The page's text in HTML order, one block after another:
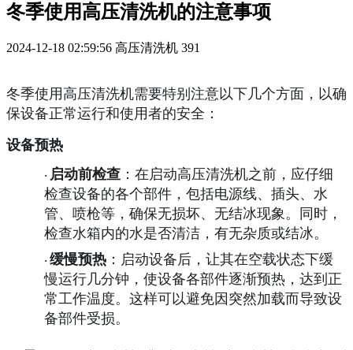
冬季使用高压清洗机的注意事项
2024-12-18 02:59:56 高压清洗机 391
冬季使用高压清洗机需要特别注意以下几个方面，以确
保设备正常运行和使用者的安全：
设备预热
· 启动前检查 ：在启动高压清洗机之前，应仔细
检查设备的各个部件，包括电源线、插头、水
管、喷枪等，确保无损坏、无结冰现象。同时，
检查水箱内的水是否清洁，有无杂质或结冰。
· 缓慢预热 ：启动设备后，让其在空载状态下缓
慢运行几分钟，使设备各部件逐渐预热，达到正
常工作温度。这样可以避免因突然加载而导致设
备部件受损。